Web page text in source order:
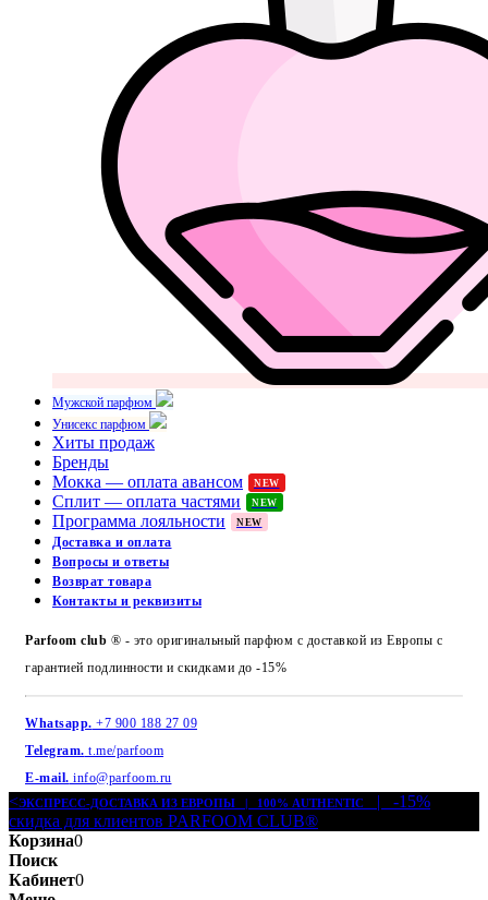
Мужской парфюм
Унисекс парфюм
Хиты продаж
Бренды
Мокка — оплата авансом
NEW
Сплит — оплата частями NEW
Программа лояльности NEW
Доставка и оплата
Вопросы и ответы
Возврат товара
Контакты и реквизиты
Parfoom club ® - это оригинальный парфюм с доставкой из Европы с
гарантией подлинности и скидками до -15%
Whatsapp. +7 900 188 27 09
Telegram. t.me/parfoom
E-mail. info@parfoom.ru
<ЭКСПРЕСС-ДОСТАВКА ИЗ ЕВРОПЫ | 100% AUTHENTIC
| -15%
скидка для клиентов PARFOOM CLUB®
Корзина0
Поиск
Кабинет0